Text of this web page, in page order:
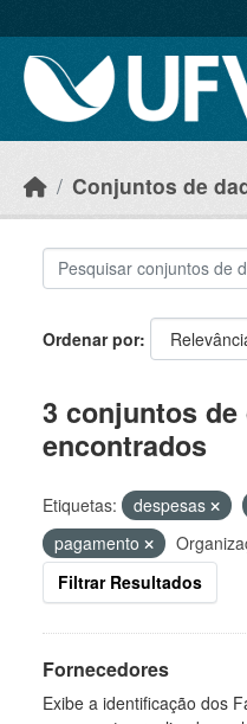
Conjuntos de
Ordenar por
3 conjuntos de
encontrados
Etiquetas: despesas
pagamento
Filtrar Resultados
Fornecedores
Exibe a identificação dos